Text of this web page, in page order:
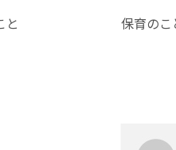
と 保育のこ